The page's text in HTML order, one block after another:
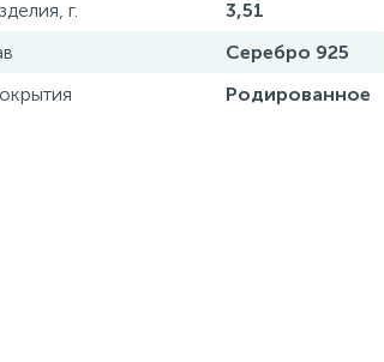
г.
3,51
Серебро 925
Родированное